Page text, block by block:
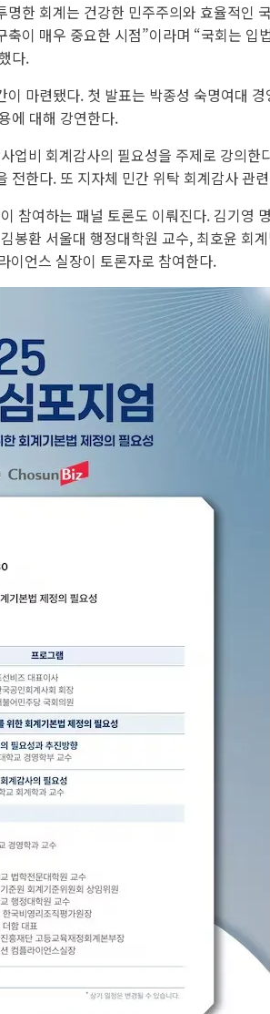
한 회계는 건강한 민주주의와 효율적
이 매우 중요한 시점”이라며 “국회는
다.
마련됐다. 첫 발표는 박종성 숙명여대
에 대해 강연한다.
업비 회계감사의 필요성을 주제로 강의
전한다. 또 지자체 민간 위탁 회계감사
참여하는 패널 토론도 이뤄진다. 김기
봉환 서울대 행정대학원 교수, 최호윤
이언스 실장이 토론자로 참여한다.